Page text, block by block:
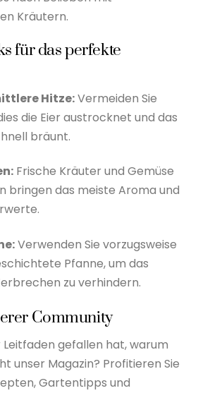
Kräutern.
für das perfekte
Hitze:Vermeiden Sie
die Eier austrocknet und das
bräunt.
Frische Kräuter und Gemüse
bringen das meiste Aroma und
Verwenden Sie vorzugsweise
Pfanne, um das
zu verhindern.
Community
Leitfaden gefallen hat, warum
unser Magazin? Profitieren Sie
Gartentipps und